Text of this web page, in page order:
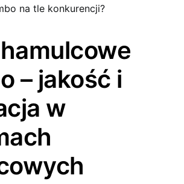
na tle konkurencji?
– jakość i
w